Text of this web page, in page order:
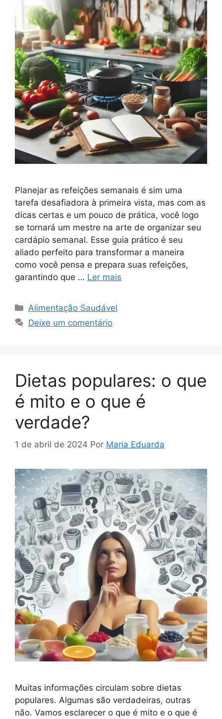
Planejar as refeições semanais é sim uma
tarefa desafiadora à primeira vista, mas com as
dicas certas e um pouco de prática, você logo
se tornará um mestre na arte de organizar seu
cardápio semanal. Esse guia prático é seu
aliado perfeito para transformar a maneira
como você pensa e prepara suas refeições,
garantindo que … Ler mais
Categorias
Alimentação Saudável
Deixe um comentário
Dietas populares: o que
é mito e o que é
verdade?
1 de abril de 2024 Por Maria Eduarda
Muitas informações circulam sobre dietas
populares. Algumas são verdadeiras, outras
não. Vamos esclarecer o que é mito e o que é